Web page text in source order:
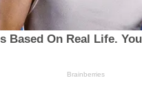
Based On Real Life.
Brainberries